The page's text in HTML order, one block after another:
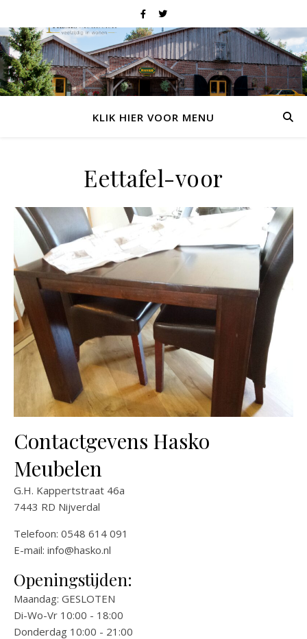
KLIK HIER VOOR MENU
Eettafel-voor
Contactgevens Hasko
Meubelen
G.H. Kappertstraat 46a
7443 RD Nijverdal
Telefoon: 0548 614 091
E-mail: info@hasko.nl
Openingstijden:
Maandag: GESLOTEN
Di-Wo-Vr 10:00 - 18:00
Donderdag 10:00 - 21:00